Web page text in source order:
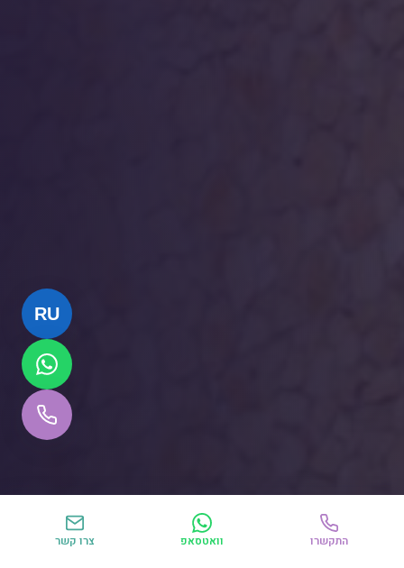
גלילה למטה
RU
התקשרו וואטסאפ צרו קשר